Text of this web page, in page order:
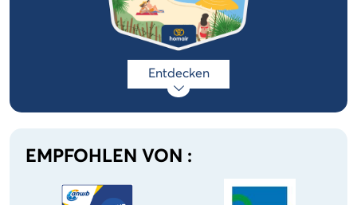
Entdecken
EMPFOHLEN VON :